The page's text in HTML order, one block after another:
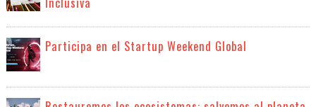
Participa en el Startup Weekend Global